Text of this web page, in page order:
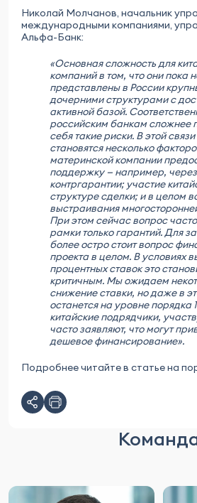
Николай Молчанов, начальник
международными компаниями,
Альфа-Банк:
«Основная сложность для
компаний в том, что они пока
представлены в России
дочерними структурами с
активной базой.
российским банкам сложнее
себя такие риски. В этой
становятся несколько
материнской компании
поддержку — например, через
контргарантии; участие
структуре сделки; и в целом
выстраивания
При этом сейчас вопрос
рамки только гарантий. Для
более остро стоит вопрос
проекта в целом. В условиях
процентных ставок это
критичным. Мы ожидаем
снижение ставки, но даже в
останется на уровне порядка
китайские подрядчики,
часто заявляют, что могут
дешевое финансирование».
Подробнее читайте в статье на